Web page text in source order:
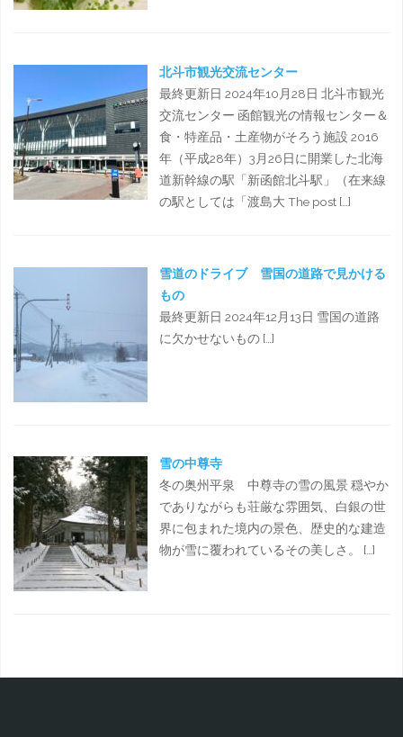
北斗市観光交流センター
最終更新日 2024年10月28日 北斗市観光
交流センター 函館観光の情報センター＆
食・特産品・土産物がそろう施設 2016
年（平成28年）3月26日に開業した北海
道新幹線の駅「新函館北斗駅」（在来線
の駅としては「渡島大 The post […]
雪道のドライブ 雪国の道路で見かける
もの
最終更新日 2024年12月13日 雪国の道路
に欠かせないもの […]
雪の中尊寺
冬の奥州平泉 中尊寺の雪の風景 穏やか
でありながらも荘厳な雰囲気、白銀の世
界に包まれた境内の景色、歴史的な建造
物が雪に覆われているその美しさ。 […]